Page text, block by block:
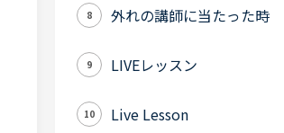
8 外れの講師に当たった時
9 LIVEレッスン
10 Live Lesson